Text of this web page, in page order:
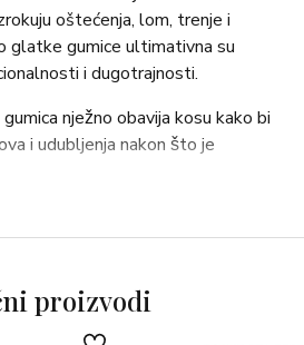
oštećenja, lom, trenje i
glatke gumice ultimativna su
i dugotrajnosti.
nježno obavija kosu kako bi
i udubljenja nakon što je
vezanje dvije do tri petlje
boji šampanjca.
proizvodi